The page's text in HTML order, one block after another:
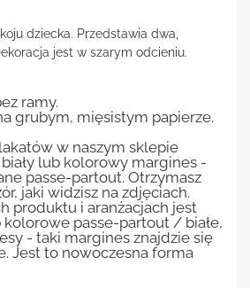
dziecka. Przedstawia dwa,
jest w szarym odcieniu.
ramy.
grubym, mięsistym papierze.
w naszym sklepie
lub kolorowy margines -
passe-partout. Otrzymasz
jaki widzisz na zdjęciach.
produktu i aranżacjach jest
kolorowe passe-partout / białe,
- taki margines znajdzie się
Jest to nowoczesna forma